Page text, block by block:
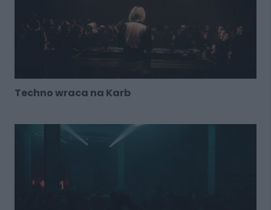
Techno wraca na Karb